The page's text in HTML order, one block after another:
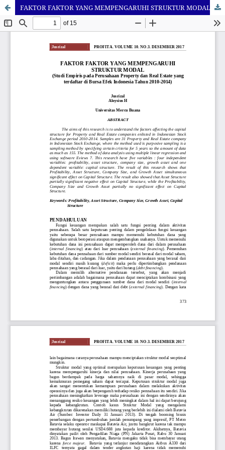
FAKTOR FAKTOR YANG MEMPENGARUHI STRUKTUR MODAL (Studi Empiris pada Perusahaan Property dan Real Estate yang terdaftar di Bursa Efek Indonesia Tahun 2010-2014)